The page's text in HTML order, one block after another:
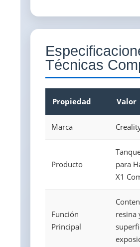
Técnicas
Propiedad Valor
Marca
Producto
para
X1
Función
Principal
resina